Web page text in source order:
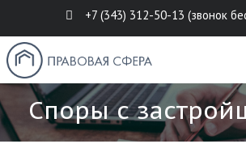
+7 (343) 312-50-13 (звонок
Споры с